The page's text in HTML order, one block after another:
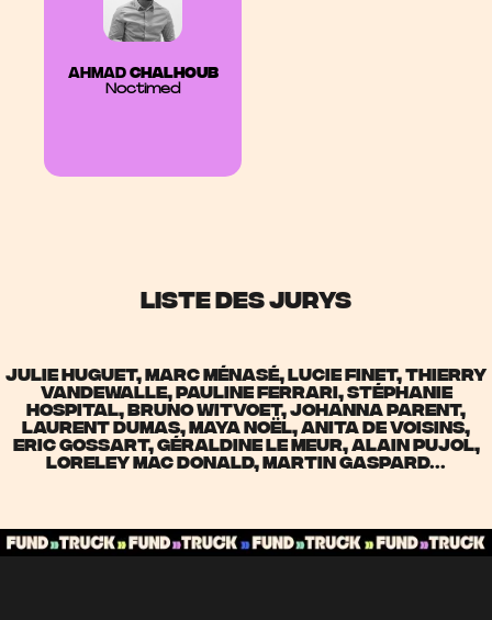
AhmadCHALHOUB
Noctimed
LISTE DES JURYS
Julie HUGUET, Marc MÉNASÉ, Lucie Finet, Thierry
VANDEWALLE, Pauline FERRARI, Stéphanie
HOSPITAL, Bruno WITVOET, Johanna PARENT,
Laurent DUMAS, MAYA NOËL, aNITA DE VOISINS,
eRIC GOSSART, Géraldine Le Meur, Alain Pujol,
Loreley Mac Donald, Martin Gaspard...